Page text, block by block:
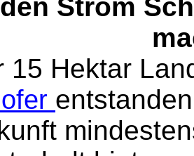
Strom
15 Hektar